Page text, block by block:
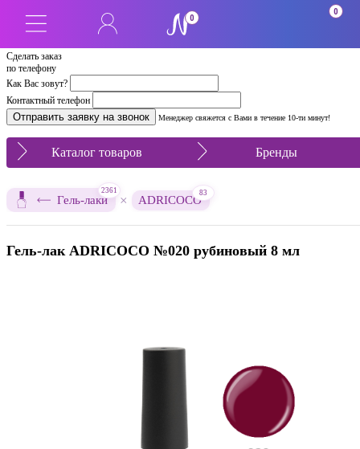
Сделать заказ
по телефону
Как Вас зовут?
Контактный телефон
Менеджер свяжется с Вами в течение 10-ти минут!
0
0
Каталог товаров Бренды
Гель-лаки
2361
× ADRICOCO
83
Гель-лак ADRICOCO №020 рубиновый 8 мл